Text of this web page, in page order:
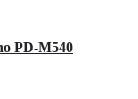
PD-M540